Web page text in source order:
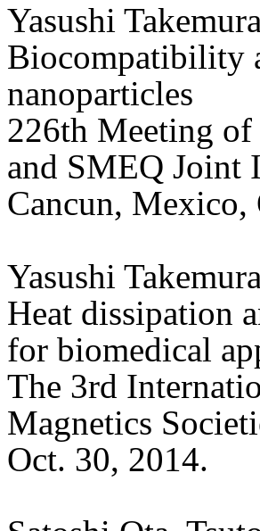
Yasushi Takemura
Biocompatibility
nanoparticles
226th Meeting of
and SMEQ
Cancun, Mexico,
Yasushi Takemura
Heat dissipation
for biomedical
The 3rd
Magnetics
Oct. 30, 2014.